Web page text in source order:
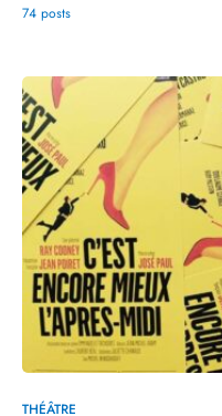
74 posts
THÉÂTRE